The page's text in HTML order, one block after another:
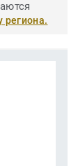
региона.